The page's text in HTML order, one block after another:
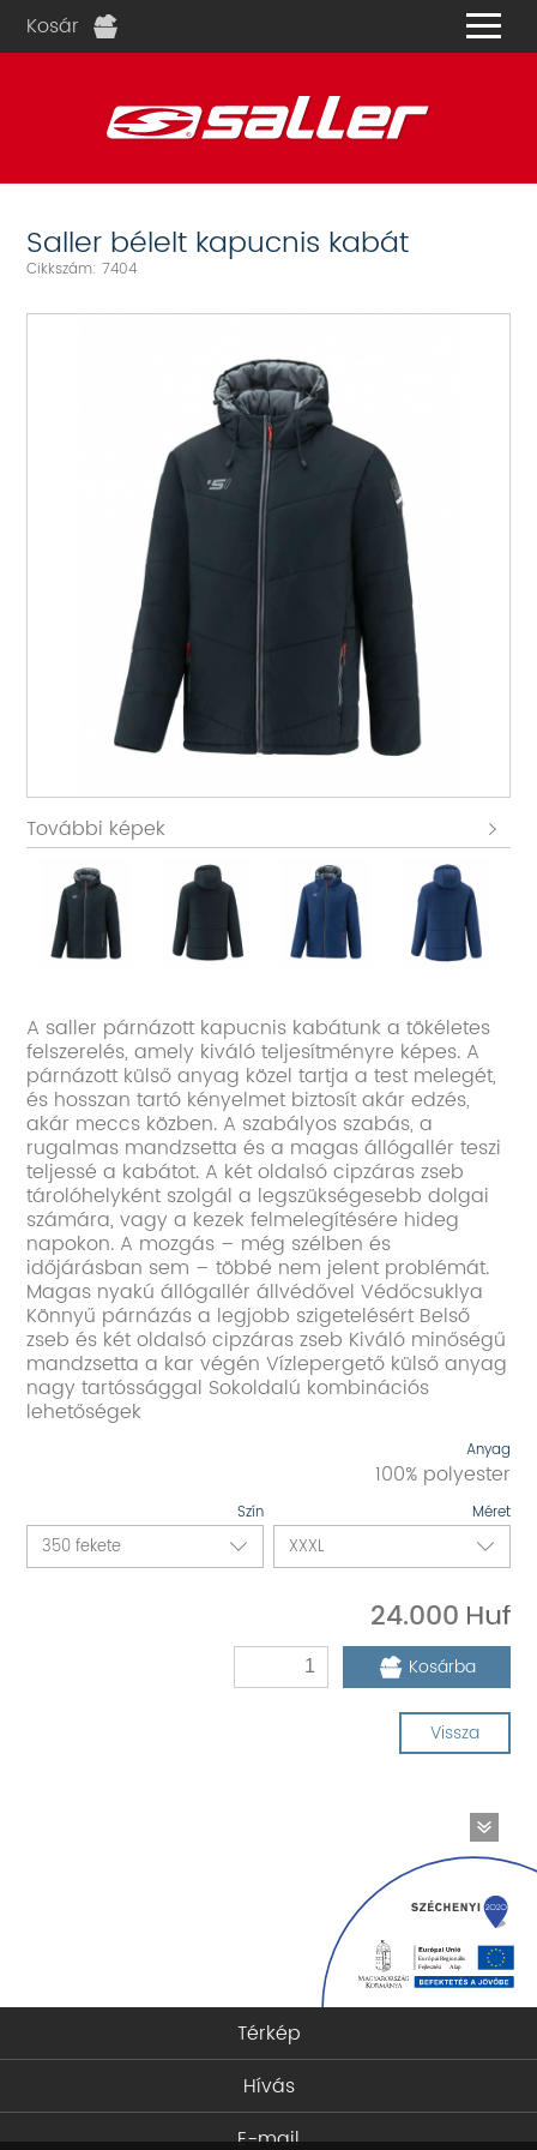
Kosár
Saller bélelt kapucnis kabát
Cikkszám: 7404
További képek
A saller párnázott kapucnis kabátunk a tökéletes
felszerelés, amely kiváló teljesítményre képes. A
párnázott külső anyag közel tartja a test melegét,
és hosszan tartó kényelmet biztosít akár edzés,
akár meccs közben. A szabályos szabás, a
rugalmas mandzsetta és a magas állógallér teszi
teljessé a kabátot. A két oldalsó cipzáras zseb
tárolóhelyként szolgál a legszükségesebb dolgai
számára, vagy a kezek felmelegítésére hideg
napokon. A mozgás – még szélben és
időjárásban sem – többé nem jelent problémát.
Magas nyakú állógallér állvédővel Védőcsuklya
Könnyű párnázás a legjobb szigetelésért Belső
zseb és két oldalsó cipzáras zseb Kiváló minőségű
mandzsetta a kar végén Vízlepergető külső anyag
nagy tartóssággal Sokoldalú kombinációs
lehetőségek
Szín Méret
Anyag
100% polyester
24.000
Kosárba
Vissza
Térkép
Hívás
E-mail